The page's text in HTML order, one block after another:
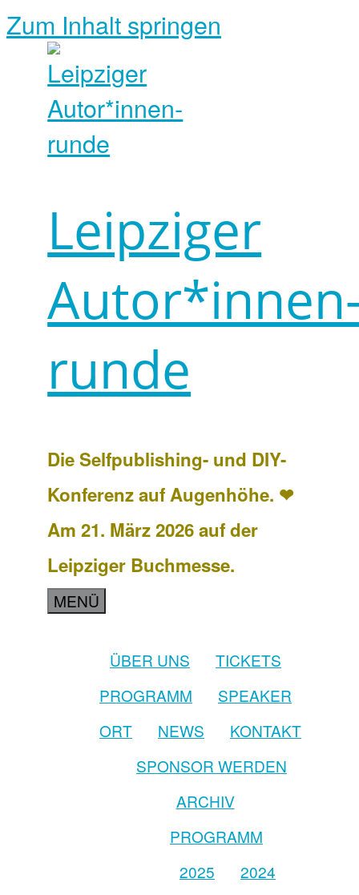
Zum Inhalt springen
Leipziger
runde
Die Selfpublishing- und DIY-
Konferenz auf Augenhöhe. ❤
Am 21. März 2026 auf der
Leipziger Buchmesse.
MENÜ
ÜBER UNS
TICKETS
PROGRAMM
SPEAKER
ORT
NEWS
KONTAKT
SPONSOR WERDEN
ARCHIV
PROGRAMM
2025
2024